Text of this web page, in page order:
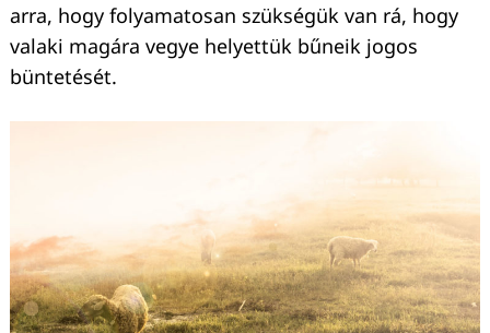
arra, hogy folyamatosan szükségük van rá, hogy
valaki magára vegye helyettük bűneik jogos
büntetését.